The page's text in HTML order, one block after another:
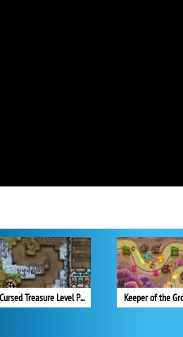
Cursed Treasure Level Pack Keeper of the